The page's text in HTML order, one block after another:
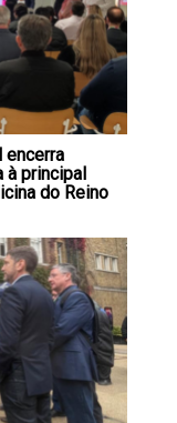
encerra
à principal
do Reino